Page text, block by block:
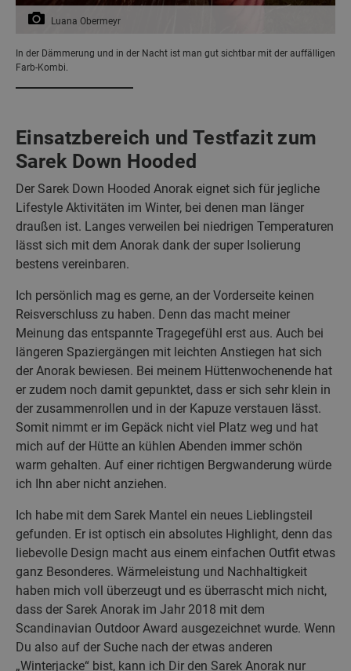
Luana Obermeyr
In der Dämmerung und in der Nacht ist man gut sichtbar mit der auffälligen
Farb-Kombi.
Einsatzbereich und Testfazit zum
Sarek Down Hooded
Der Sarek Down Hooded Anorak eignet sich für jegliche
Lifestyle Aktivitäten im Winter, bei denen man länger
draußen ist. Langes verweilen bei niedrigen Temperaturen
lässt sich mit dem Anorak dank der super Isolierung
bestens vereinbaren.
Ich persönlich mag es gerne, an der Vorderseite keinen
Reisverschluss zu haben. Denn das macht meiner
Meinung das entspannte Tragegefühl erst aus. Auch bei
längeren Spaziergängen mit leichten Anstiegen hat sich
der Anorak bewiesen. Bei meinem Hüttenwochenende hat
er zudem noch damit gepunktet, dass er sich sehr klein in
der zusammenrollen und in der Kapuze verstauen lässt.
Somit nimmt er im Gepäck nicht viel Platz weg und hat
mich auf der Hütte an kühlen Abenden immer schön
warm gehalten. Auf einer richtigen Bergwanderung würde
ich Ihn aber nicht anziehen.
Ich habe mit dem Sarek Mantel ein neues Lieblingsteil
gefunden. Er ist optisch ein absolutes Highlight, denn das
liebevolle Design macht aus einem einfachen Outfit etwas
ganz Besonderes. Wärmeleistung und Nachhaltigkeit
haben mich voll überzeugt und es überrascht mich nicht,
dass der Sarek Anorak im Jahr 2018 mit dem
Scandinavian Outdoor Award ausgezeichnet wurde. Wenn
Du also auf der Suche nach der etwas anderen
„Winterjacke“ bist, kann ich Dir den Sarek Anorak nur